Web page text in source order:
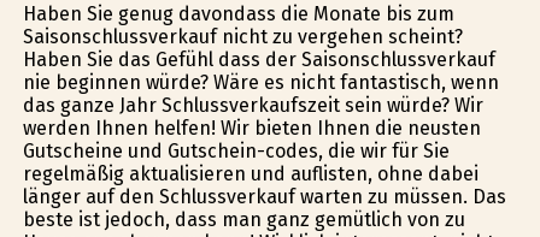
Haben Sie genug davondass die Monate bis zum
Saisonschlussverkauf nicht zu vergehen scheint?
Haben Sie das Gefühl dass der Saisonschlussverkauf
nie beginnen würde? Wäre es nicht fantastisch, wenn
das ganze Jahr Schlussverkaufszeit sein würde? Wir
werden Ihnen helfen! Wir bieten Ihnen die neusten
Gutscheine und Gutschein-codes, die wir für Sie
regelmäßig aktualisieren und auflisten, ohne dabei
länger auf den Schlussverkauf warten zu müssen. Das
beste ist jedoch, dass man ganz gemütlich von zu